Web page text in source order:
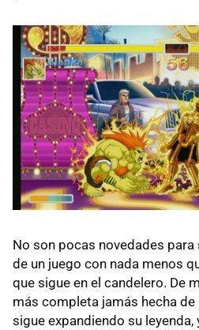
No son pocas novedades para
de un juego con nada menos
que sigue en el candelero. De
más completa jamás hecha
sigue expandiendo su leyenda,